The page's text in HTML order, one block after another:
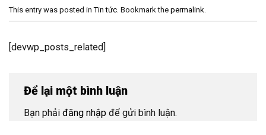
This entry was posted inTin tức . Bookmark the permalink
[devwp_posts_related]
Để lại một bình luận
Bạn phải đăng nhập để gửi bình luận.